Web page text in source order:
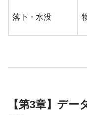
落下・水没
【第3章】デ